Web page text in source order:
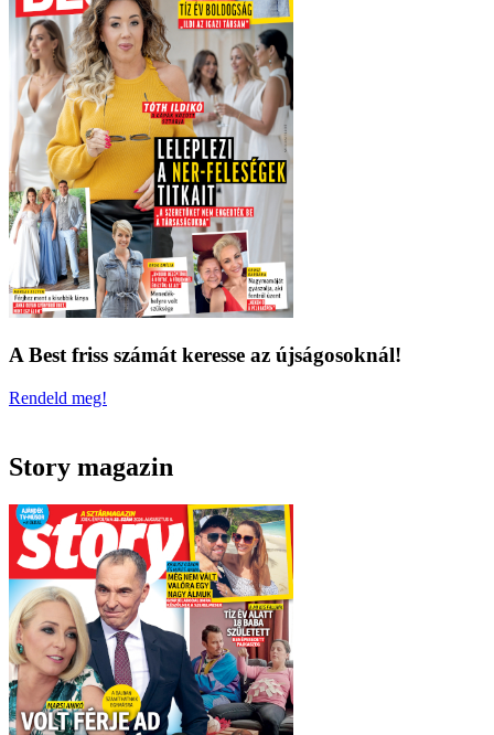
A Best friss számát keresse az újságosoknál!
Rendeld meg!
Story magazin